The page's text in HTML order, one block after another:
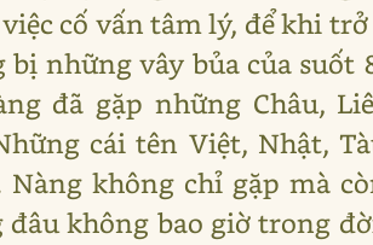
cố vấn tâm lý, để khi
những vây bủa của suốt
đã gặp những Châu,
cái tên Việt, Nhật,
không chỉ gặp mà
không bao giờ trong